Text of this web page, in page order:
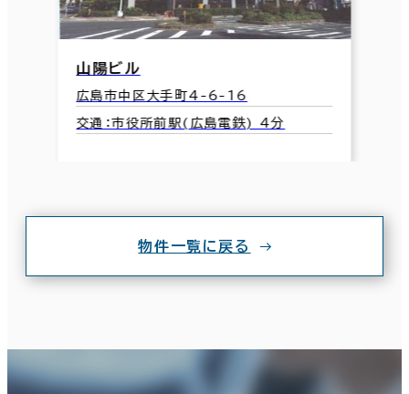
山陽ビル
広島市中区大手町4-6-16
交通：市役所前駅(広島電鉄) 4分
物件一覧に戻る